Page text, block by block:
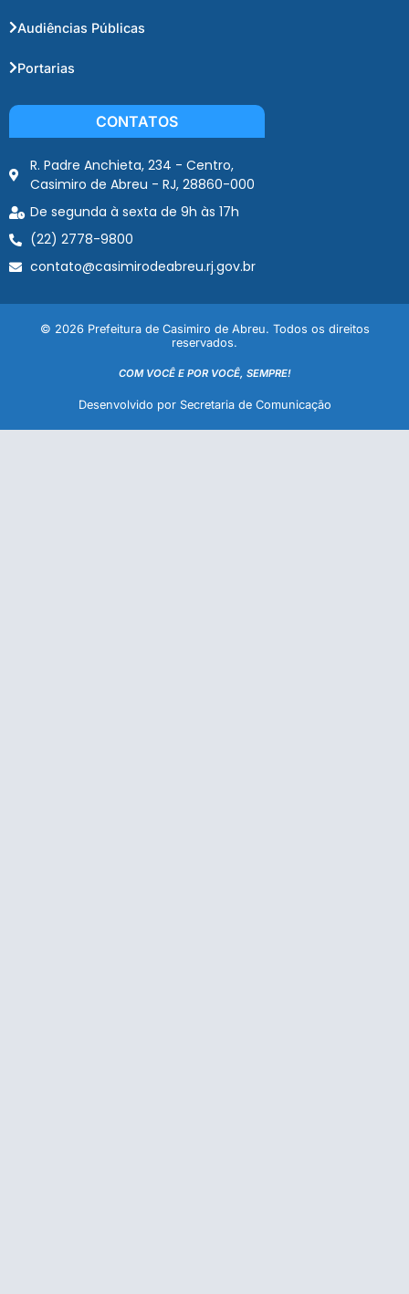
Audiências Públicas
Portarias
CONTATOS
R. Padre Anchieta, 234 - Centro,
Casimiro de Abreu - RJ, 28860-000
De segunda à sexta de 9h às 17h
(22) 2778-9800
contato@casimirodeabreu.rj.gov.br
© 2026 Prefeitura de Casimiro de Abreu. Todos os direitos
reservados.
COM VOCÊ E POR VOCÊ, SEMPRE!
Desenvolvido por Secretaria de Comunicação